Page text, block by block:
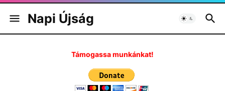
Napi Újság
Támogassa munkánkat!